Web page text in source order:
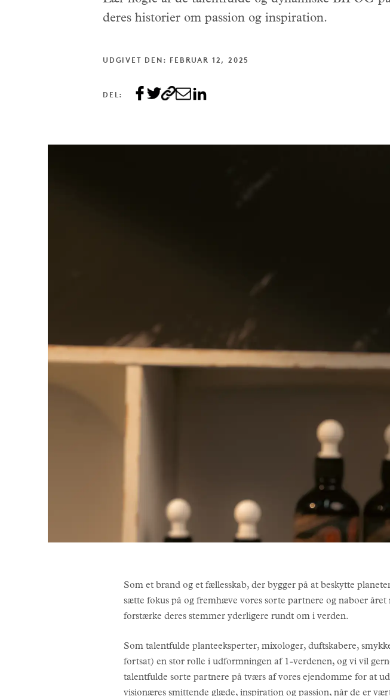
deres historier om passion og inspiration.
UDGIVET DEN: FEBRUAR 12, 2025
DEL:
Som et brand og et fællesskab, der bygger på at beskytte
sætte fokus på og fremhæve vores sorte partnere og naboer
forstærke deres stemmer yderligere rundt om i verden.
Som talentfulde planteeksperter, mixologer, duftskabere,
fortsat) en stor rolle i udformningen af 1-verdenen, og vi vil
talentfulde sorte partnere på tværs af vores ejendomme for at
visionæres smittende glæde, inspiration og passion, når de er